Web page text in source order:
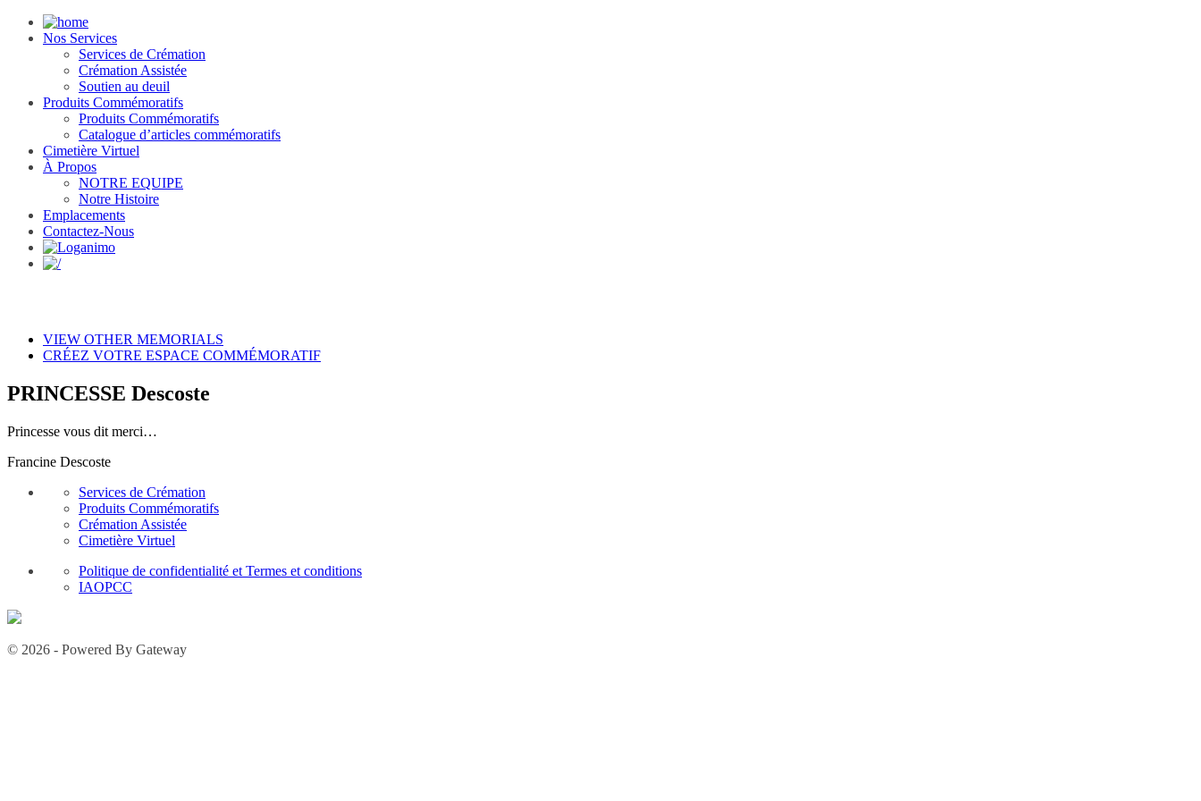
Nos Services
Services de Crémation
Crémation Assistée
Soutien au deuil
Produits Commémoratifs
Produits Commémoratifs
Catalogue d’articles commémoratifs
Cimetière Virtuel
À Propos
NOTRE EQUIPE
Notre Histoire
Emplacements
Contactez-Nous
VIEW OTHER MEMORIALS
CRÉEZ VOTRE ESPACE COMMÉMORATIF
PRINCESSE Descoste
Princesse vous dit merci…
Francine Descoste
Services de Crémation
Produits Commémoratifs
Crémation Assistée
Cimetière Virtuel
Politique de confidentialité et Termes et conditions
IAOPCC
© 2026 - Powered By Gateway